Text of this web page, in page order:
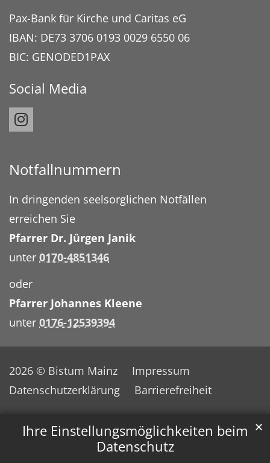
Ihre Einstellungsmöglichkeiten beim
Datenschutz
✕
Pax-Bank für Kirche und Caritas eG
IBAN: DE73 3706 0193 0029 6550 06
BIC: GENODED1PAX
Social Media
Notfallnummern
In dringenden seelsorglichen Notfällen
erreichen Sie
Pfarrer Dr. Jürgen Janik
unter 0170-4851346
oder
Pfarrer Johannes Kleene
unter 0176-12539394
2026 © Bistum Mainz
Impressum
Datenschutzerklärung
Barrierefreiheit